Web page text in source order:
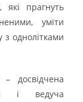
які прагнуть
уміти
з однолітками
досвідчена
і ведуча